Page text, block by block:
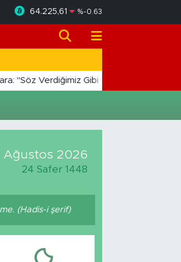
64.225,61 %-0.63
"Söz Verdiğimiz Gibi Masada Değil,
Ağustos 2026
24 Safer 1448
(Hadis-i şerif)